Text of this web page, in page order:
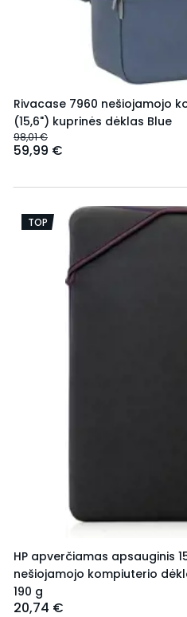
Rivacase 7960 nešiojamojo
(15,6") kuprinės dėklas Blue
59,99 €
98,01 €
TOP
HP apverčiamas apsauginis
nešiojamojo kompiuterio
190 g
20,74 €